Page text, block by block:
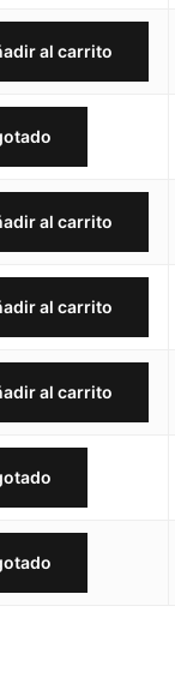
al carrito
al carrito
al carrito
al carrito